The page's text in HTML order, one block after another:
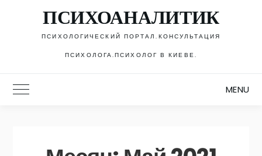
ПСИХОАНАЛИТИК
ПСИХОЛОГИЧЕСКИЙ ПОРТАЛ.КОНСУЛЬТАЦИЯ
ПСИХОЛОГА.ПСИХОЛОГ В КИЕВЕ.
Toggle Main Menu MENU